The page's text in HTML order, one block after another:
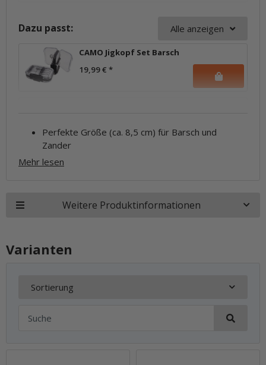
Dazu passt: Alle anzeigen
CAMO Jigkopf Set Barsch
19,99 € *
Perfekte Größe (ca. 8,5 cm) für Barsch und
Zander
Mehr lesen
Weitere Produktinformationen
Varianten
Sortierung